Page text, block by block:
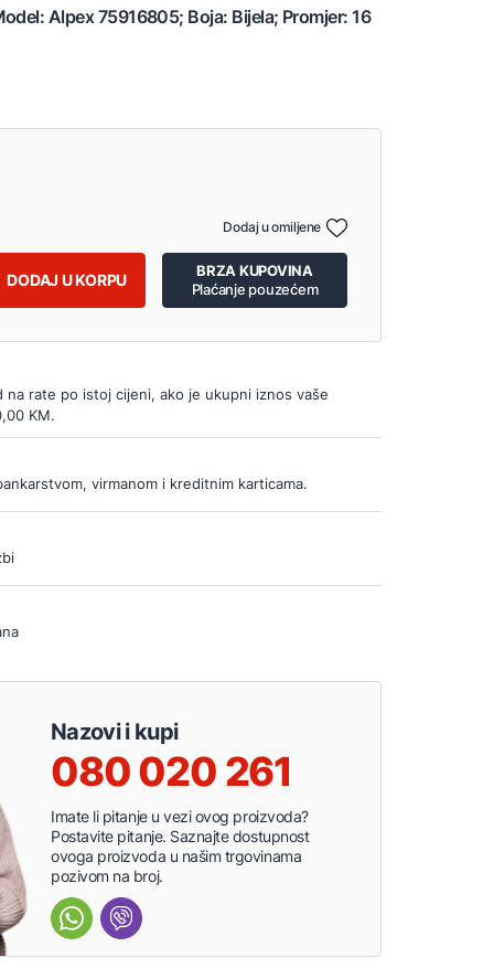
Alpex 75916805; Boja: Bijela; Promjer: 16
DODAJ U KORPU
BRZA KUPOVINA
Plaćanje pouzećem
Dodaj u omiljene
na rate po istoj cijeni, ako je ukupni iznos vaše
KM.
virmanom i kreditnim karticama.
Nazovi i kupi
080 020 261
Imate li pitanje u vezi ovog proizvoda?
Postavite pitanje. Saznajte dostupnost
ovoga proizvoda u našim trgovinama
pozivom na broj.